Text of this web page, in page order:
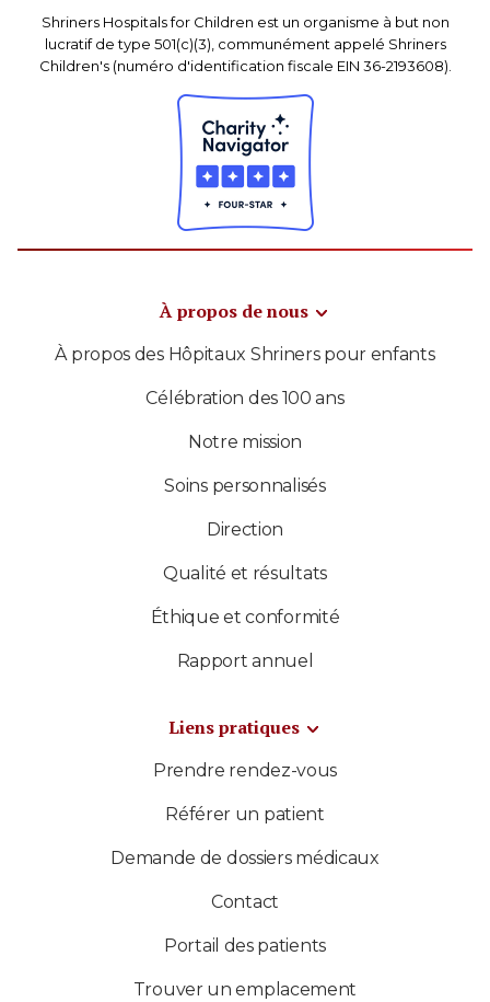
Shriners Hospitals for Children est un organisme à but non
lucratif de type 501(c)(3), communément appelé Shriners
Children's (numéro d'identification fiscale EIN 36-2193608).
À propos de nous
À propos des Hôpitaux Shriners pour enfants
Célébration des 100 ans
Notre mission
Soins personnalisés
Direction
Qualité et résultats
Éthique et conformité
Rapport annuel
Liens pratiques
Prendre rendez-vous
Référer un patient
Demande de dossiers médicaux
Contact
Portail des patients
Trouver un emplacement